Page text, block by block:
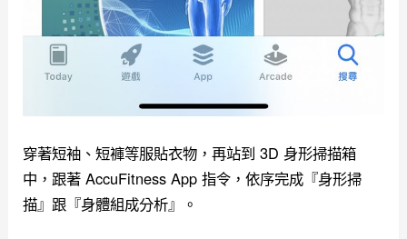
穿著短袖、短褲等服貼衣物，再站到 3D 身形掃描箱
中，跟著 AccuFitness App 指令，依序完成『身形掃
描』跟『身體組成分析』。